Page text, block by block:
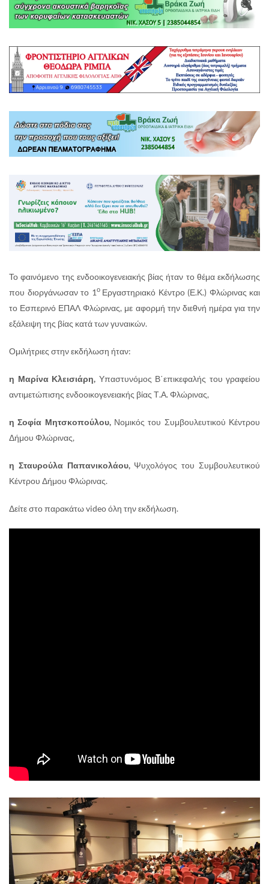
Το φαινόμενο της ενδοοικογενειακής βίας ήταν το θέμα εκδήλωσης
που διοργάνωσαν το 1ο Εργαστηριακό Κέντρο (Ε.Κ.) Φλώρινας και
το Εσπερινό ΕΠΑΛ Φλώρινας, με αφορμή την διεθνή ημέρα για την
εξάλειψη της βίας κατά των γυναικών.
Ομιλήτριες στην εκδήλωση ήταν:
η Μαρίνα Κλεισιάρη, Υπαστυνόμος Β΄επικεφαλής του γραφείου
αντιμετώπισης ενδοοικογενειακής βίας Τ.Α. Φλώρινας,
η Σοφία Μητσκοπούλου, Νομικός του Συμβουλευτικού Κέντρου
Δήμου Φλώρινας,
η Σταυρούλα Παπανικολάου,Ψυχολόγος του Συμβουλευτικού
Κέντρου Δήμου Φλώρινας.
Δείτε στο παρακάτω video όλη την εκδήλωση.